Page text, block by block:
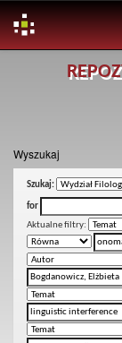
Wyszukaj
Szukaj:
for
Aktualne filtry: